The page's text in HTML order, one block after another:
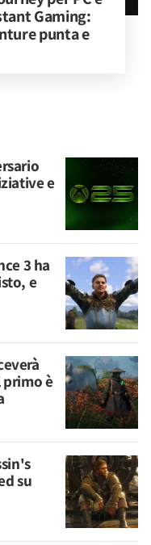
Gaming:
punta e
e
3 ha
e
è
su